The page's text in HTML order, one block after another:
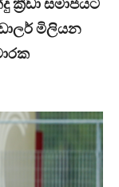
ක්‍රීඩා සමාජයට
මිලියන